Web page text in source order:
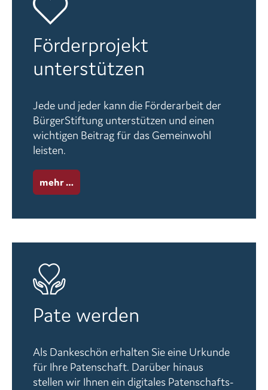
Förderprojekt
unterstützen
Jede und jeder kann die Förderarbeit der
BürgerStiftung unterstützen und einen
wichtigen Beitrag für das Gemeinwohl
leisten.
mehr …
Pate werden
Als Dankeschön erhalten Sie eine Urkunde
für Ihre Patenschaft. Darüber hinaus
stellen wir Ihnen ein digitales Patenschafts-